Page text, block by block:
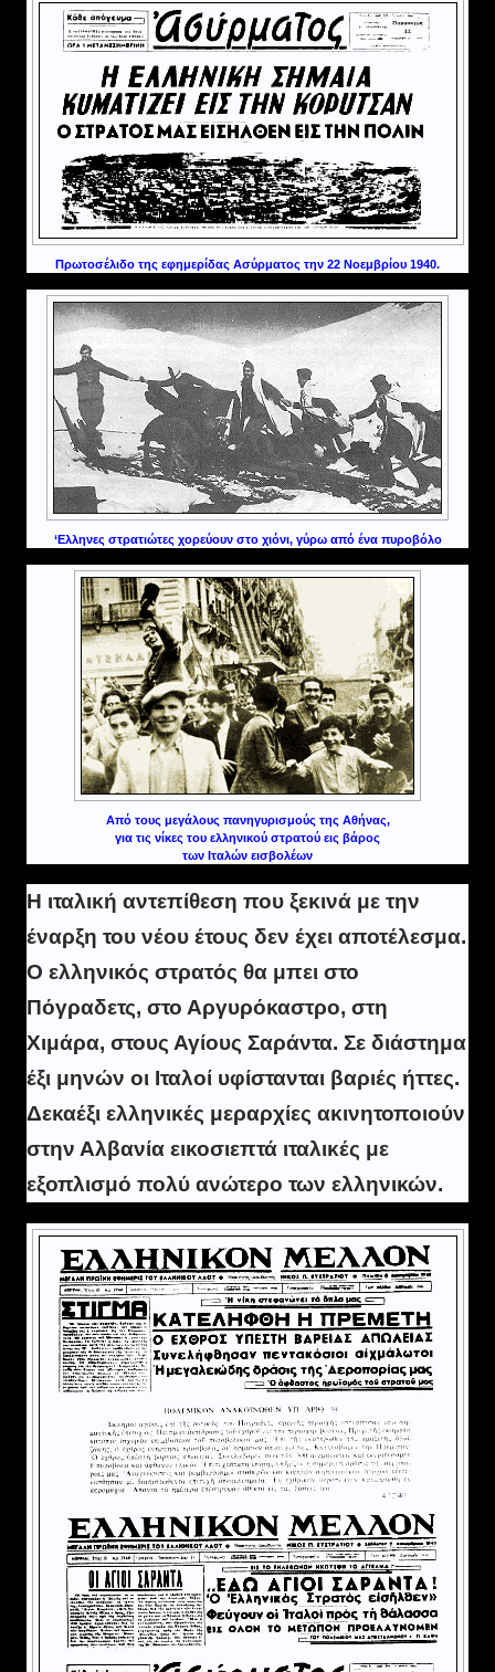
Πρωτοσέλιδο της εφημερίδας Ασύρματος την 22 Νοεμβρίου 1940.
‘Ελληνες στρατιώτες χορεύουν στο χιόνι, γύρω από ένα πυροβόλο
Από τους μεγάλους πανηγυρισμούς της Αθήνας,
για τις νίκες του ελληνικού στρατού εις βάρος
των Ιταλών εισβολέων
Η ιταλική αντεπίθεση που ξεκινά με την
έναρξη του νέου έτους δεν έχει αποτέλεσμα.
Ο ελληνικός στρατός θα μπει στο
Πόγραδετς, στο Αργυρόκαστρο, στη
Χιμάρα, στους Αγίους Σαράντα. Σε διάστημα
έξι μηνών οι Ιταλοί υφίστανται βαριές ήττες.
Δεκαέξι ελληνικές μεραρχίες ακινητοποιούν
στην Αλβανία εικοσιεπτά ιταλικές με
εξοπλισμό πολύ ανώτερο των ελληνικών.